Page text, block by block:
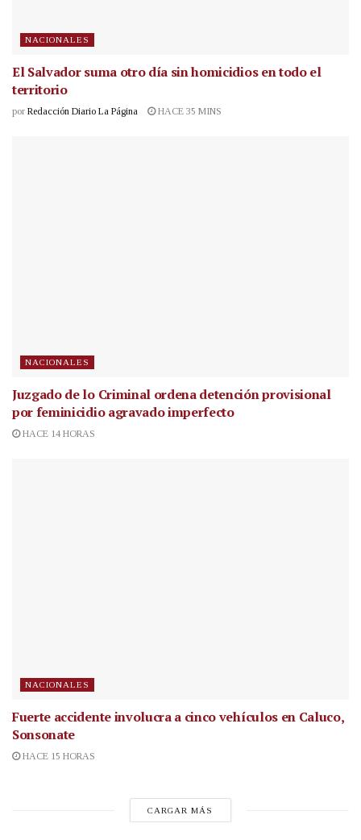
NACIONALES
El Salvador suma otro día sin homicidios en todo el
territorio
por Redacción Diario La Página HACE 35 MINS
NACIONALES
Juzgado de lo Criminal ordena detención provisional
por feminicidio agravado imperfecto
HACE 14 HORAS
NACIONALES
Fuerte accidente involucra a cinco vehículos en Caluco,
Sonsonate
HACE 15 HORAS
CARGAR MÁS